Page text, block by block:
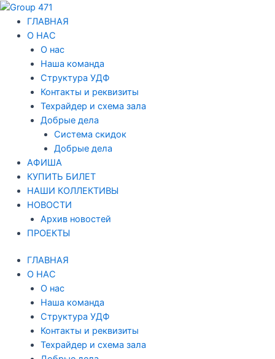
Перейти
содержимому
ГЛАВНАЯ
О НАС
О нас
Наша команда
Структура УДФ
Контакты и реквизиты
Техрайдер и схема зала
Добрые дела
Система скидок
Добрые дела
АФИША
КУПИТЬ БИЛЕТ
НАШИ КОЛЛЕКТИВЫ
НОВОСТИ
Архив новостей
ПРОЕКТЫ
ГЛАВНАЯ
О НАС
О нас
Наша команда
Структура УДФ
Контакты и реквизиты
Техрайдер и схема зала
Навигация
по
записям